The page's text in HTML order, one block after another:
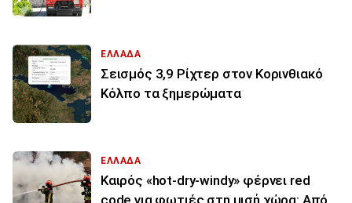
ΕΛΛΑΔΑ
Σεισμός 3,9 Ρίχτερ στον Κορινθιακό
Κόλπο τα ξημερώματα
ΕΛΛΑΔΑ
Καιρός «hot-dry-windy» φέρνει red